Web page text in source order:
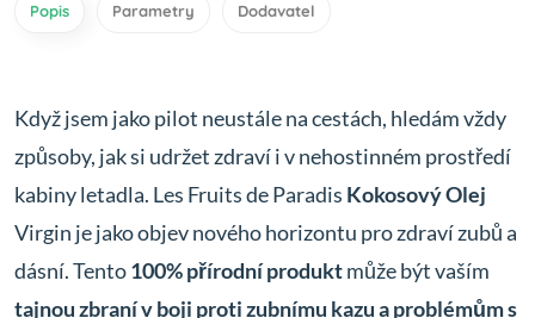
Popis Parametry Dodavatel
Když jsem jako pilot neustále na cestách, hledám vždy
způsoby, jak si udržet zdraví i v nehostinném prostředí
kabiny letadla. Les Fruits de Paradis Kokosový Olej
Virgin je jako objev nového horizontu pro zdraví zubů a
dásní. Tento100% přírodní produktmůže být vaším
tajnou zbraní v boji proti zubnímu kazu a problémům s